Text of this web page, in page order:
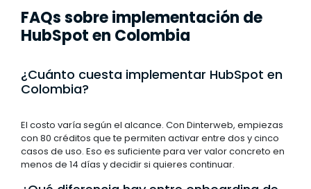
FAQs sobre implementación de
HubSpot en Colombia
¿Cuánto cuesta implementar HubSpot en
Colombia?
El costo varía según el alcance. Con Dinterweb, empiezas
con 80 créditos que te permiten activar entre dos y cinco
casos de uso. Eso es suficiente para ver valor concreto en
menos de 14 días y decidir si quieres continuar.